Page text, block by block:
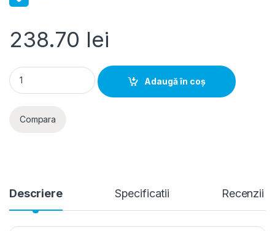
238.70 lei
Hager RCBO- Disjunctor diferential 2P (1P+N), 16A, 30mA,
Adaugă în coș
Compara
Descriere Specificatii Recenzii